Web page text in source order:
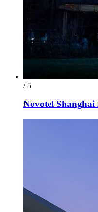
/ 5
Novotel